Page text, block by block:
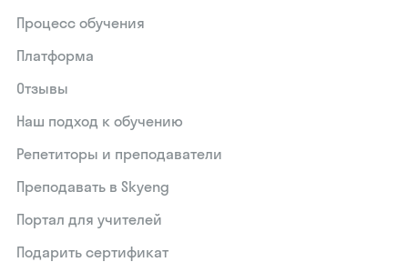
Процесс обучения
Платформа
Отзывы
Наш подход к обучению
Репетиторы и преподаватели
Преподавать в Skyeng
Портал для учителей
Подарить сертификат